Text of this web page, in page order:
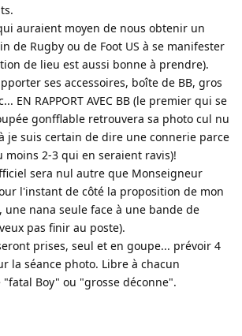
auraient moyen de nous obtenir un
de Rugby ou de Foot US à se manifester
de lieu est aussi bonne à prendre).
ses accessoires, boîte de BB, gros
EN RAPPORT AVEC BB (le premier qui se
gonfflable retrouvera sa photo cul nu
je suis certain de dire une connerie parce
moins 2-3 qui en seraient ravis)!
sera nul autre que Monseigneur
l'instant de côté la proposition de mon
nana seule face à une bande de
pas finir au poste).
prises, seul et en goupe... prévoir 4
la séance photo. Libre à chacun
Boy" ou "grosse déconne".